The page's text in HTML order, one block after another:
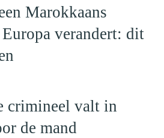
Marokkaans
verandert: dit
crimineel valt in
de mand